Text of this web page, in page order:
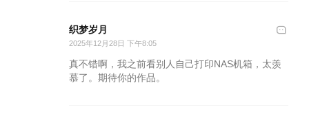
织梦岁月
2025年12月28日 下午8:05
真不错啊，我之前看别人自己打印NAS机箱，太羡
慕了。期待你的作品。